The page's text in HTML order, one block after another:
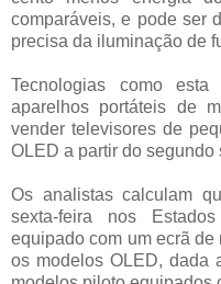
comparáveis, e pode ser
precisa da iluminação de
Tecnologias como
aparelhos portáteis de
vender televisores de
OLED a partir do segundo
Os analistas calculam
sexta-feira nos
equipado com um ecrã
os modelos OLED, dada